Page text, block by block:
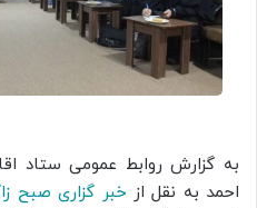
به گزارش روابط عمومی ستاد
احمد به نقل ازخبر گزاری صبح